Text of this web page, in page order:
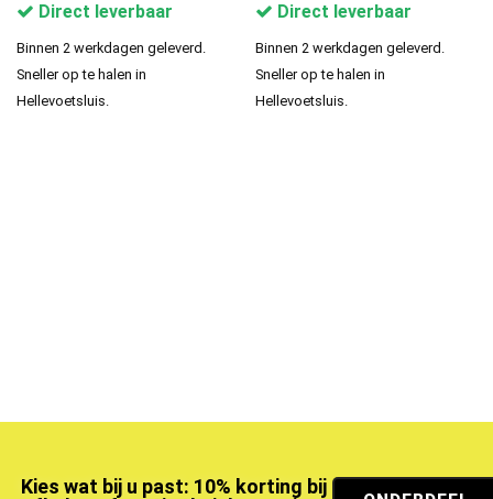
Direct leverbaar
Binnen 2 werkdagen geleverd.
Sneller op te halen in
Hellevoetsluis.
Direct leverbaar
Binnen 2 werkdagen geleverd.
Sneller op te halen in
Hellevoetsluis.
Kies wat bij u past: 10% korting bij